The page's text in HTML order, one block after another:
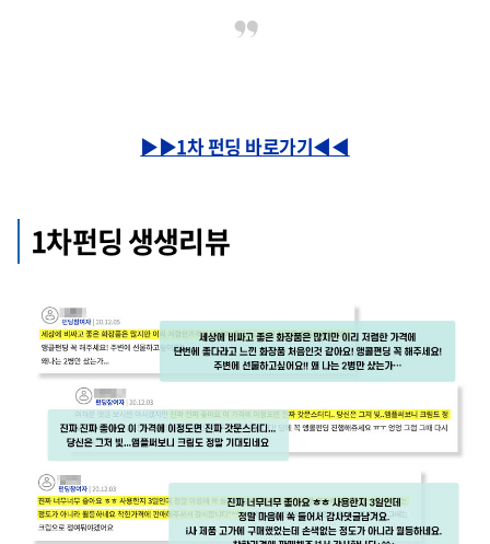
▶▶1차 펀딩 바로가기◀◀
1차펀딩 생생리뷰